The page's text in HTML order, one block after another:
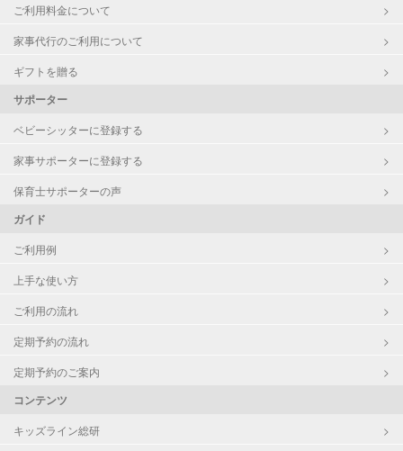
ご利用料金について
家事代行のご利用について
ギフトを贈る
サポーター
ベビーシッターに登録する
家事サポーターに登録する
保育士サポーターの声
ガイド
ご利用例
上手な使い方
ご利用の流れ
定期予約の流れ
定期予約のご案内
コンテンツ
キッズライン総研